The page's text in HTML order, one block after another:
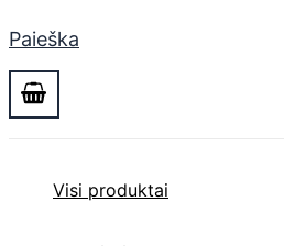
Paieška
Visi produktai